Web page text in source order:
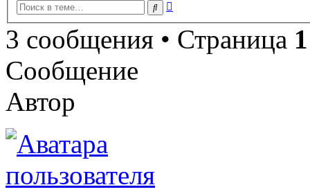
Поиск
3 сообщения • Страница 1
Сообщение
Автор